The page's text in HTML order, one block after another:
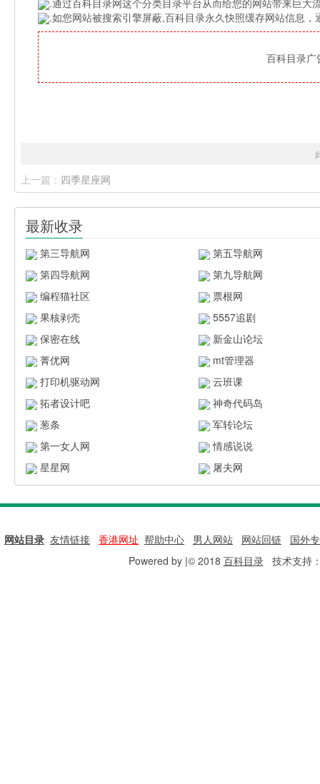
.如您网站被搜索引擎屏蔽,百科目录永久快照缓存网站信息
百科目录
上一篇： 四季星座网
最新收录
第三导航网
第五导航网
第四导航网
第九导航网
编程猫社区
票根网
果核剥壳
5557追剧
保密在线
新金山论坛
菁优网
mt管理器
打印机驱动网
云班课
拓者设计吧
神奇代码岛
葱条
军转论坛
第一女人网
情感说说
星星网
屠夫网
网站目录 友情链接 香港网址 帮助中心 男人网站 网站回链
国外
Powered by |© 2018 百科目录技术支持